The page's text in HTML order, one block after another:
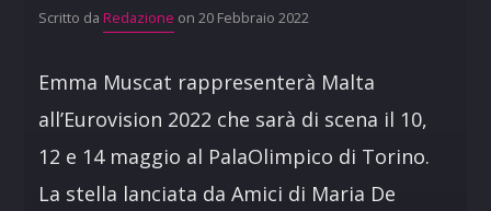
Scritto da Redazione on 20 Febbraio 2022
Emma Muscat rappresenterà Malta
all’Eurovision 2022 che sarà di scena il 10,
12 e 14 maggio al PalaOlimpico di Torino.
La stella lanciata da Amici di Maria De